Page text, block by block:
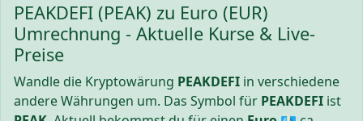
PEAKDEFI (PEAK) zu Euro (EUR)
Umrechnung - Aktuelle Kurse & Live-
Preise
Wandle die Kryptowärung PEAKDEFI in verschiedene
andere Währungen um. Das Symbol für PEAKDEFI ist